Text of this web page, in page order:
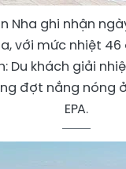
Nha ghi nhận
với mức nhiệt
Du khách giải
đợt nắng nóng
EPA.